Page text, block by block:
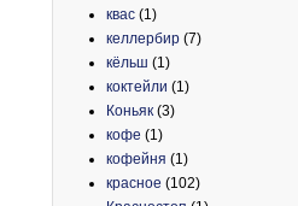
квас (1)
келлербир (7)
кёльш (1)
коктейли (1)
Коньяк (3)
кофе (1)
кофейня (1)
красное (102)